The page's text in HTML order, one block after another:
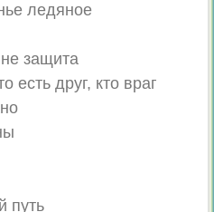
ледяное
защита
есть друг, кто враг
путь